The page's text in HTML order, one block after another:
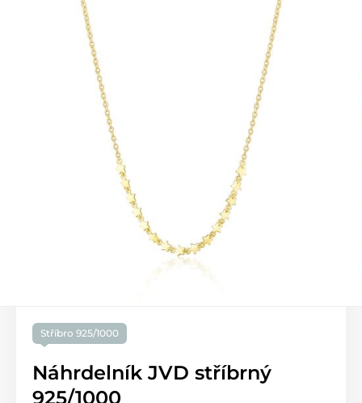
Stříbro 925/1000
Náhrdelník JVD stříbrný
925/1000